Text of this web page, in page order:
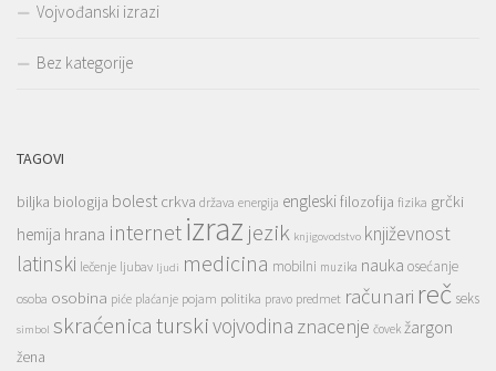
Vojvođanski izrazi
Bez kategorije
TAGOVI
biljka biologija bolest crkva država energija engleskifilozofija fizika grčki
hemija hrana internetizraz jezik knjigovodstvo književnost
latinski lečenje ljubav ljudi medicina mobilni muzika nauka osećanje
osoba osobina piće plaćanje pojam politika pravo predmet računari reč seks
simbol skraćenicaturskivojvodina znacenje čovek žargon
žena